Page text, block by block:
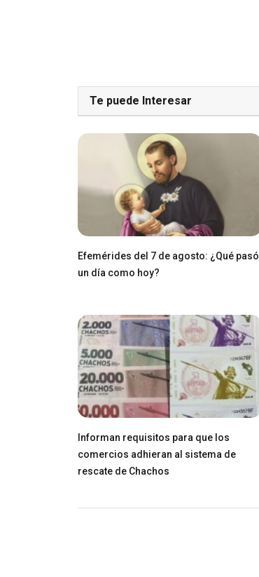
Te puede Interesar
Efemérides del 7 de agosto: ¿Qué pasó
un día como hoy?
Informan requisitos para que los
comercios adhieran al sistema de
rescate de Chachos